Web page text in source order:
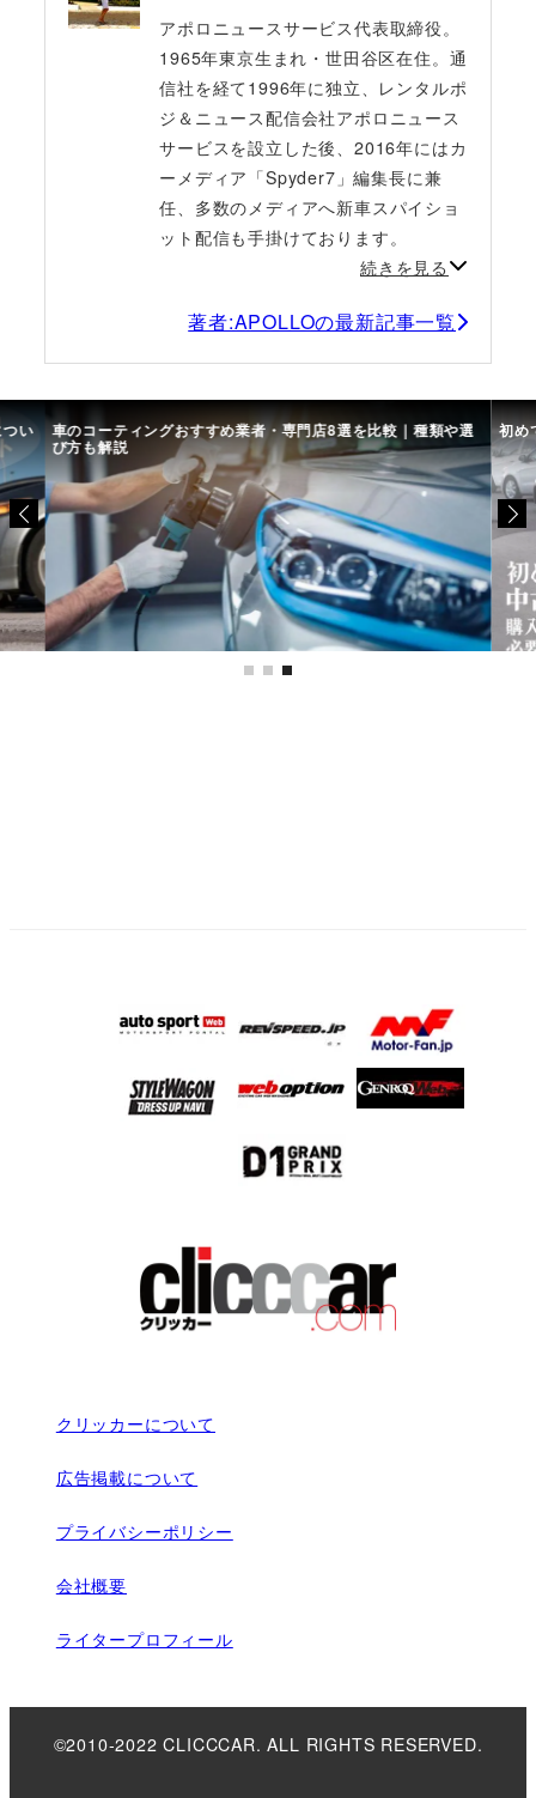
アポロニュースサービス代表取締役。
1965年東京生まれ・世田谷区在住。通
信社を経て1996年に独立、レンタルポ
ジ＆ニュース配信会社アポロニュース
サービスを設立した後、2016年にはカ
ーメディア「Spyder7」編集長に兼
任、多数のメディアへ新車スパイショ
ット配信も手掛けております。
続きを見る
著者:APOLLOの最新記事一覧
い 車のコーティングおすすめ業者・専門店8選を比較｜種類や選
び方も解説
初め
クリッカーについて
広告掲載について
プライバシーポリシー
会社概要
ライタープロフィール
©2010-2022 CLICCCAR. ALL RIGHTS RESERVED.